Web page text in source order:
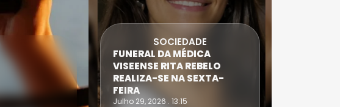
ALMEIDA,
SOCIEDADE
FUNERAL DA MÉDICA
VISEENSE RITA REBELO
REALIZA-SE NA SEXTA-
FEIRA
Julho 29, 2026 . 13:15